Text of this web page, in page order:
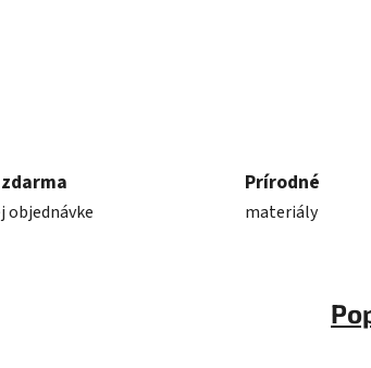
objednávke
Prírodné
materiály